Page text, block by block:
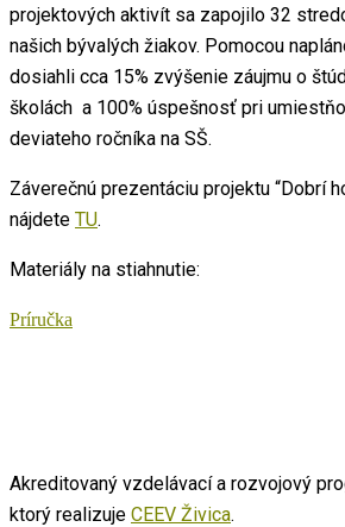
projektových aktivít sa zapojilo 32
našich bývalých žiakov. Pomocou
dosiahli cca 15% zvýšenie záujmu o
školách a 100% úspešnosť pri
deviateho ročníka na SŠ.
Záverečnú prezentáciu projektu “Dobrí
nájdete TU.
Materiály na stiahnutie:
Príručka
Akreditovaný vzdelávací a rozvojový
ktorý realizuje CEEV Živica.